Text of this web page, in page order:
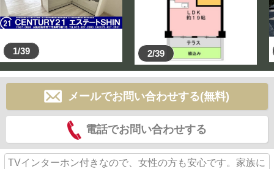
1/39 2/39
メールでお問い合わせする(無料)
電話でお問い合わせする
TVインターホン付きなので、女性の方も安心です。家族に